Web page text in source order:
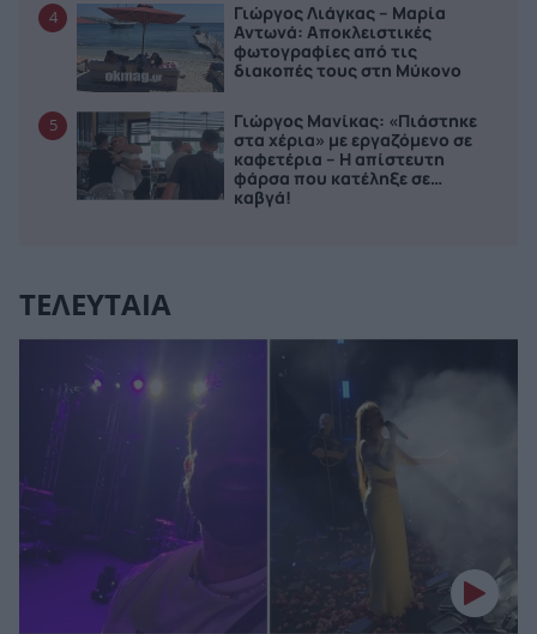
4
Γιώργος Λιάγκας – Μαρία
Αντωνά: Αποκλειστικές
φωτογραφίες από τις
διακοπές τους στη Μύκονο
5
Γιώργος Μανίκας: «Πιάστηκε
στα χέρια» με εργαζόμενο σε
καφετέρια – Η απίστευτη
φάρσα που κατέληξε σε…
καβγά!
ΤΕΛΕΥΤΑΙΑ